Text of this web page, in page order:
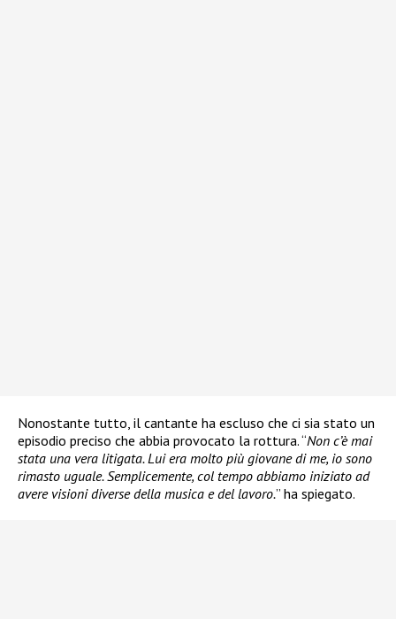
Nonostante tutto, il cantante ha escluso che ci sia stato un
episodio preciso che abbia provocato la rottura. “Non c’è mai
stata una vera litigata. Lui era molto più giovane di me, io sono
rimasto uguale. Semplicemente, col tempo abbiamo iniziato ad
avere visioni diverse della musica e del lavoro.” ha spiegato.